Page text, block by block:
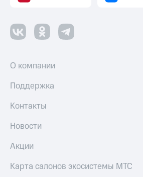
О компании
Поддержка
Контакты
Новости
Акции
Карта салонов экосистемы МТС